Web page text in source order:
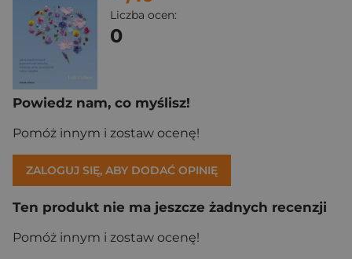
Liczba ocen:
0
Powiedz nam, co myślisz!
Pomóż innym i zostaw ocenę!
ZALOGUJ SIĘ, ABY DODAĆ OPINIĘ
Ten produkt nie ma jeszcze żadnych recenzji
Pomóż innym i zostaw ocenę!